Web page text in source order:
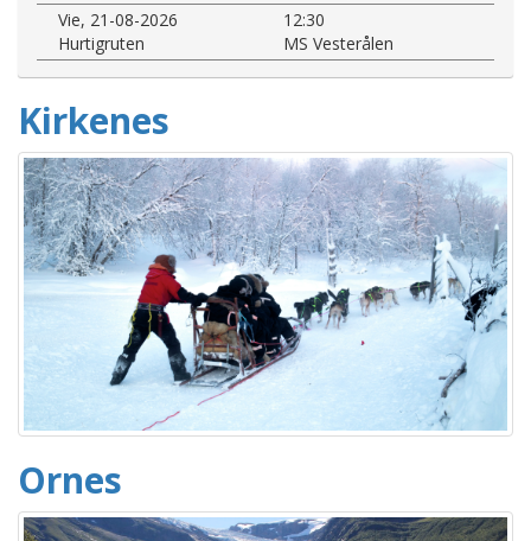
Vie, 21-08-2026
12:30
Hurtigruten
MS Vesterålen
Kirkenes
Ornes